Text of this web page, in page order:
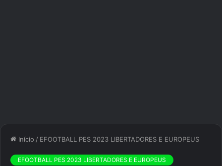
Início / EFOOTBALL PES 2023 LIBERTADORES E EUROPEUS
EFOOTBALL PES 2023 LIBERTADORES E EUROPEUS